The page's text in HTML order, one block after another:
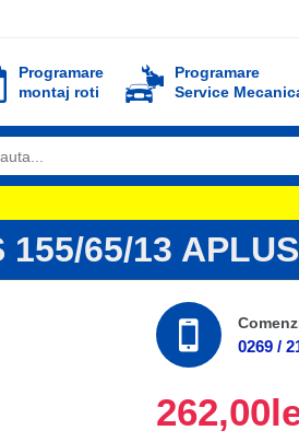
Programare
montaj roti
Programare
Service
65/13
0269 /